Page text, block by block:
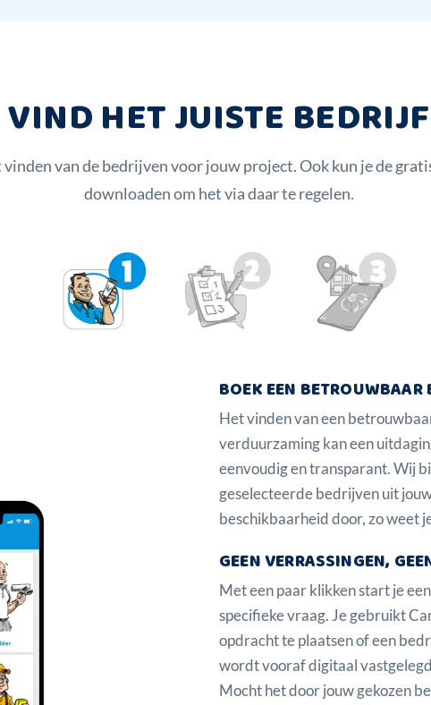
VIND HET JUISTE BEDRIJF
van de bedrijven voor jouw project. Ook kun je de
downloaden om het via daar te regelen.
BOEK EEN
Het vinden van een
verduurzaming kan een
eenvoudig en transparant. Wij
geselecteerde bedrijven uit
beschikbaarheid door, zo weet
GEEN VERRASSINGEN,
Met een paar klikken start je
specifieke vraag. Je gebruikt
opdracht te plaatsen of een
wordt vooraf digitaal
Mocht het door jouw gekozen